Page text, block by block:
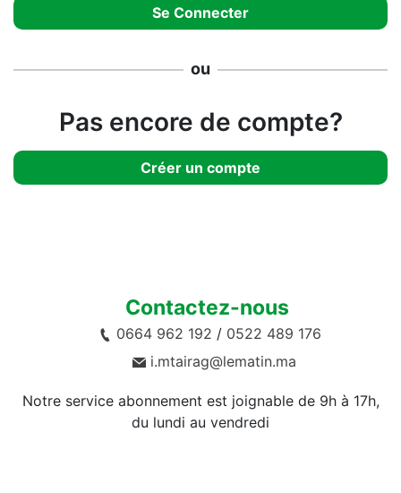
ou
Pas encore de compte?
Créer un compte
Contactez-nous
0664 962 192 / 0522 489 176
i.mtairag@lematin.ma
Notre service abonnement est joignable de 9h à 17h,
du lundi au vendredi